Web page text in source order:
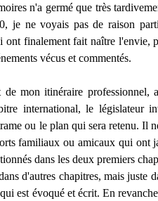
n'a germé que très
je ne voyais pas de raison
ont finalement fait naître l'envie,
vécus et commentés.
mon itinéraire professionnel,
international, le législateur
ou le plan qui sera retenu. Il
familiaux ou amicaux qui ont
dans les deux premiers
d'autres chapitres, mais juste
est évoqué et écrit. En